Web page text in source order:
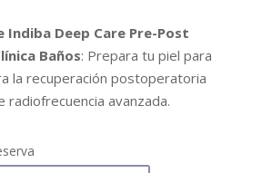
Deep Care Pre-Post
Baños: Prepara tu piel para
la recuperación postoperatoria
radiofrecuencia avanzada.